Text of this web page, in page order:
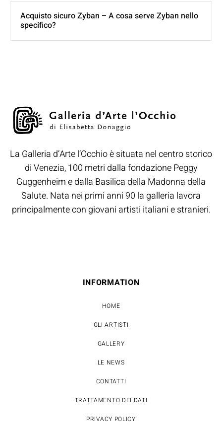
Acquisto sicuro Zyban – A cosa serve Zyban nello
specifico?
La Galleria d’Arte l’Occhio è situata nel centro storico
di Venezia, 100 metri dalla fondazione Peggy
Guggenheim e dalla Basilica della Madonna della
Salute. Nata nei primi anni 90 la galleria lavora
principalmente con giovani artisti italiani e stranieri.
INFORMATION
HOME
GLI ARTISTI
GALLERY
LE NEWS
CONTATTI
TRATTAMENTO DEI DATI
PRIVACY POLICY